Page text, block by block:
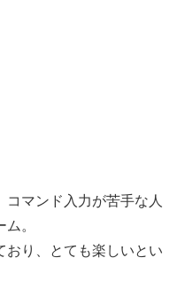
マンド入力が苦手な人
。
おり、とても楽しいとい